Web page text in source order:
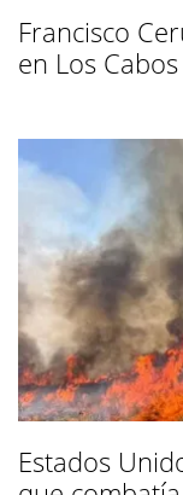
Francisco
en Los Cabos
Estados